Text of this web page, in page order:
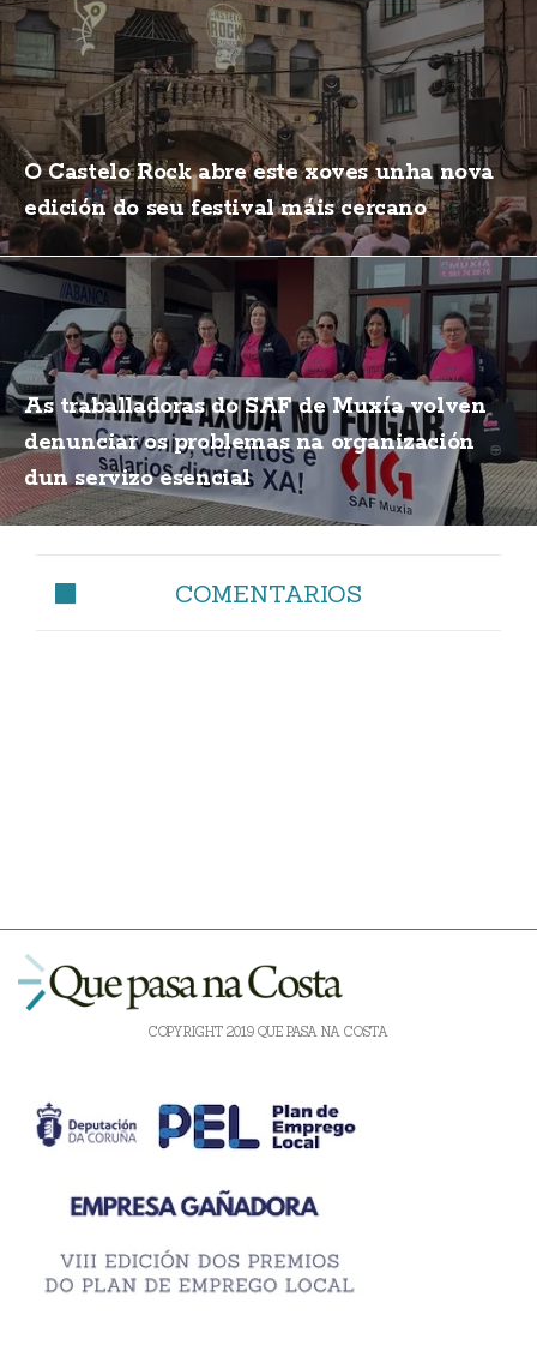
O Castelo Rock abre este xoves unha nova
edición do seu festival máis cercano
As traballadoras do SAF de Muxía volven
denunciar os problemas na organización
dun servizo esencial
COMENTARIOS
COPYRIGHT 2019 QUE PASA NA COSTA